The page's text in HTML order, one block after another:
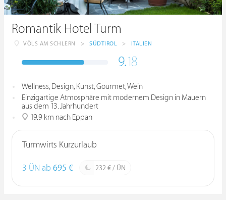
Romantik Hotel Turm
VÖLS AM SCHLERN > SÜDTIROL > ITALIEN
9.18
Wellness, Design, Kunst, Gourmet, Wein
Einzigartige Atmosphäre mit modernem Design in Mauern
aus dem 13. Jahrhundert
19.9 km nach Eppan
Turmwirts Kurzurlaub
3 ÜN ab 695 € 232 € / ÜN